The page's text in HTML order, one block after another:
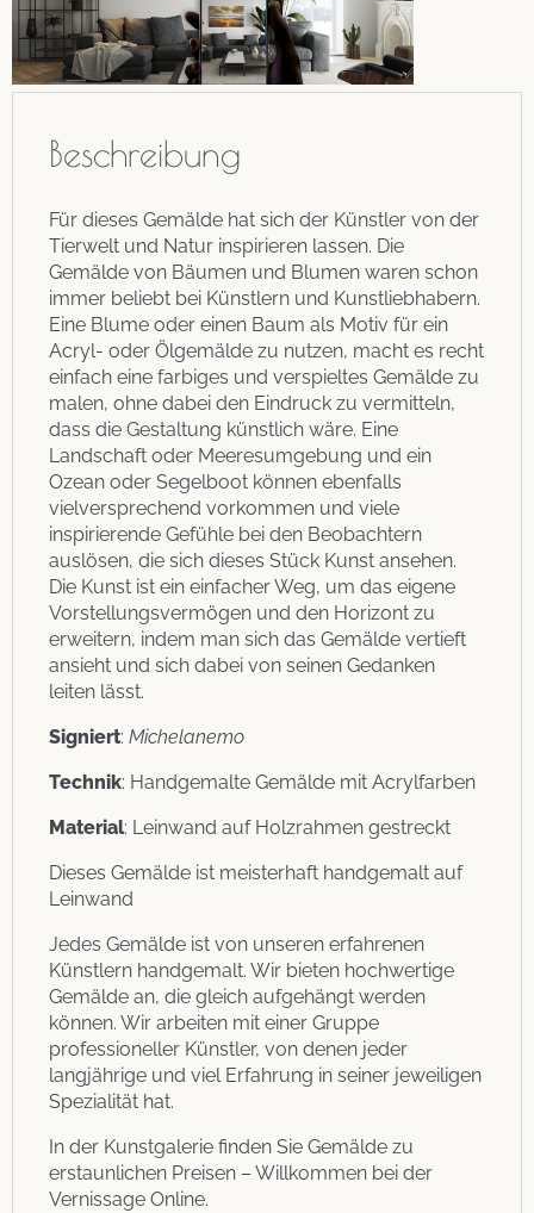
Beschreibung
Für dieses Gemälde hat sich der Künstler von der
Tierwelt und Natur inspirieren lassen. Die
Gemälde von Bäumen und Blumen waren schon
immer beliebt bei Künstlern und Kunstliebhabern.
Eine Blume oder einen Baum als Motiv für ein
Acryl- oder Ölgemälde zu nutzen, macht es recht
einfach eine farbiges und verspieltes Gemälde zu
malen, ohne dabei den Eindruck zu vermitteln,
dass die Gestaltung künstlich wäre. Eine
Landschaft oder Meeresumgebung und ein
Ozean oder Segelboot können ebenfalls
vielversprechend vorkommen und viele
inspirierende Gefühle bei den Beobachtern
auslösen, die sich dieses Stück Kunst ansehen.
Die Kunst ist ein einfacher Weg, um das eigene
Vorstellungsvermögen und den Horizont zu
erweitern, indem man sich das Gemälde vertieft
ansieht und sich dabei von seinen Gedanken
leiten lässt.
Signiert: Michelanemo
Technik: Handgemalte Gemälde mit Acrylfarben
Material: Leinwand auf Holzrahmen gestreckt
Dieses Gemälde ist meisterhaft handgemalt auf
Leinwand
Jedes Gemälde ist von unseren erfahrenen
Künstlern handgemalt. Wir bieten hochwertige
Gemälde an, die gleich aufgehängt werden
können. Wir arbeiten mit einer Gruppe
professioneller Künstler, von denen jeder
langjährige und viel Erfahrung in seiner jeweiligen
Spezialität hat.
In der Kunstgalerie finden Sie Gemälde zu
erstaunlichen Preisen – Willkommen bei der
Vernissage Online.